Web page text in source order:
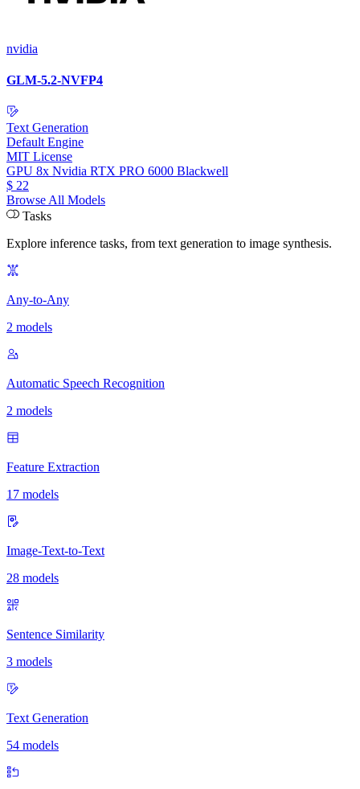
nvidia
GLM-5.2-NVFP4
Text Generation
Default Engine
MIT License
GPU 8x Nvidia RTX PRO 6000 Blackwell
$ 22
Browse All Models
Tasks
Explore inference tasks, from text generation to image synthesis.
Any-to-Any
2 models
Automatic Speech Recognition
2 models
Feature Extraction
17 models
Image-Text-to-Text
28 models
Sentence Similarity
3 models
Text Generation
54 models